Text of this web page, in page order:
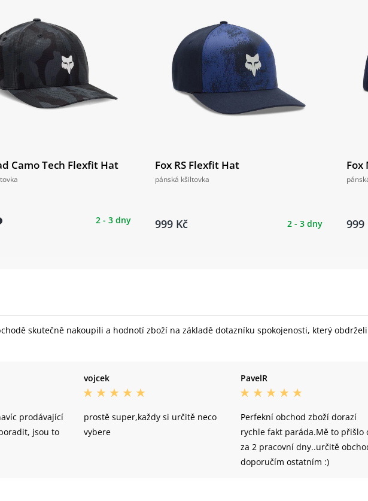
Camo Tech Flexfit Hat
2 - 3 dny
Fox RS Flexfit Hat
pánská kšiltovka
999 Kč 2 - 3 dny
Fox
999
skutečně nakoupili a hodnotí zboží na základě dotazníku spokojenosti, který
prodávající
jsou to
vojcek
prostě super,každy si určitě neco
vybere
PavelR
Perfekní obchod zboží dorazí
rychle fakt paráda.Mě to přišlo
za 2 pracovní dny..určitě
doporučím ostatním :)